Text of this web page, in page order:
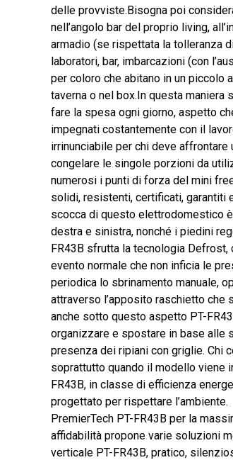
delle provviste.Bisogna poi
nell’angolo bar del proprio living,
armadio (se rispettata la tolleranza
laboratori, bar, imbarcazioni (con
per coloro che abitano in un piccolo
taverna o nel box.In questa
fare la spesa ogni giorno, aspetto
impegnati costantemente con il
irrinunciabile per chi deve
congelare le singole porzioni da
numerosi i punti di forza del mini
solidi, resistenti, certificati, garantiti
scocca di questo elettrodomestico
destra e sinistra, nonché i piedini
FR43B sfrutta la tecnologia
evento normale che non inficia le
periodica lo sbrinamento manuale,
attraverso l’apposito raschietto che
anche sotto questo aspetto PT-
organizzare e spostare in base alle
presenza dei ripiani con griglie. Chi
soprattutto quando il modello viene
FR43B, in classe di efficienza
progettato per rispettare l’ambiente.
PremierTech PT-FR43B per la
affidabilità propone varie soluzioni
verticale PT-FR43B, pratico,